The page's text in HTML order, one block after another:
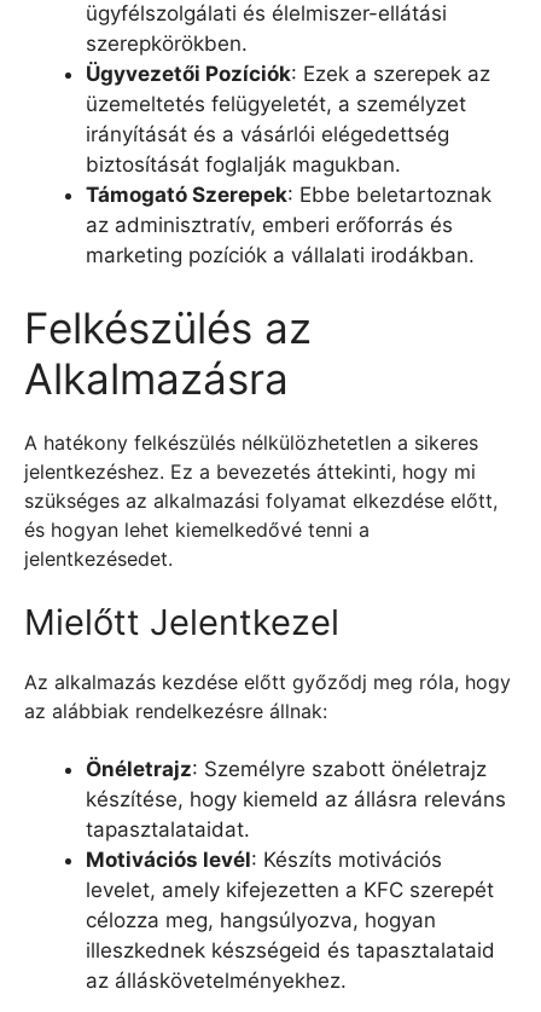
ügyfélszolgálati és élelmiszer-ellátási
szerepkörökben.
Ügyvezetői Pozíciók: Ezek a szerepek az
üzemeltetés felügyeletét, a személyzet
irányítását és a vásárlói elégedettség
biztosítását foglalják magukban.
Támogató Szerepek: Ebbe beletartoznak
az adminisztratív, emberi erőforrás és
marketing pozíciók a vállalati irodákban.
Felkészülés az
Alkalmazásra
A hatékony felkészülés nélkülözhetetlen a sikeres
jelentkezéshez. Ez a bevezetés áttekinti, hogy mi
szükséges az alkalmazási folyamat elkezdése előtt,
és hogyan lehet kiemelkedővé tenni a
jelentkezésedet.
Mielőtt Jelentkezel
Az alkalmazás kezdése előtt győződj meg róla, hogy
az alábbiak rendelkezésre állnak:
Önéletrajz: Személyre szabott önéletrajz
készítése, hogy kiemeld az állásra releváns
tapasztalataidat.
Motivációs levél: Készíts motivációs
levelet, amely kifejezetten a KFC szerepét
célozza meg, hangsúlyozva, hogyan
illeszkednek készségeid és tapasztalataid
az álláskövetelményekhez.